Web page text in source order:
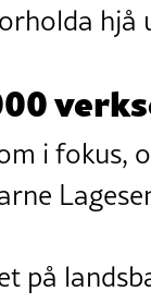
i fokus,
på